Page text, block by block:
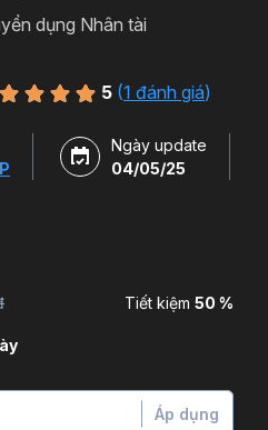
dụng Nhân tài
5 (1 đánh giá)
Ngày update
04/05/25
Tiết kiệm 50 %
Áp dụng